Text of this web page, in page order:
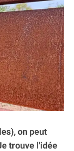
on peut
trouve l'idée